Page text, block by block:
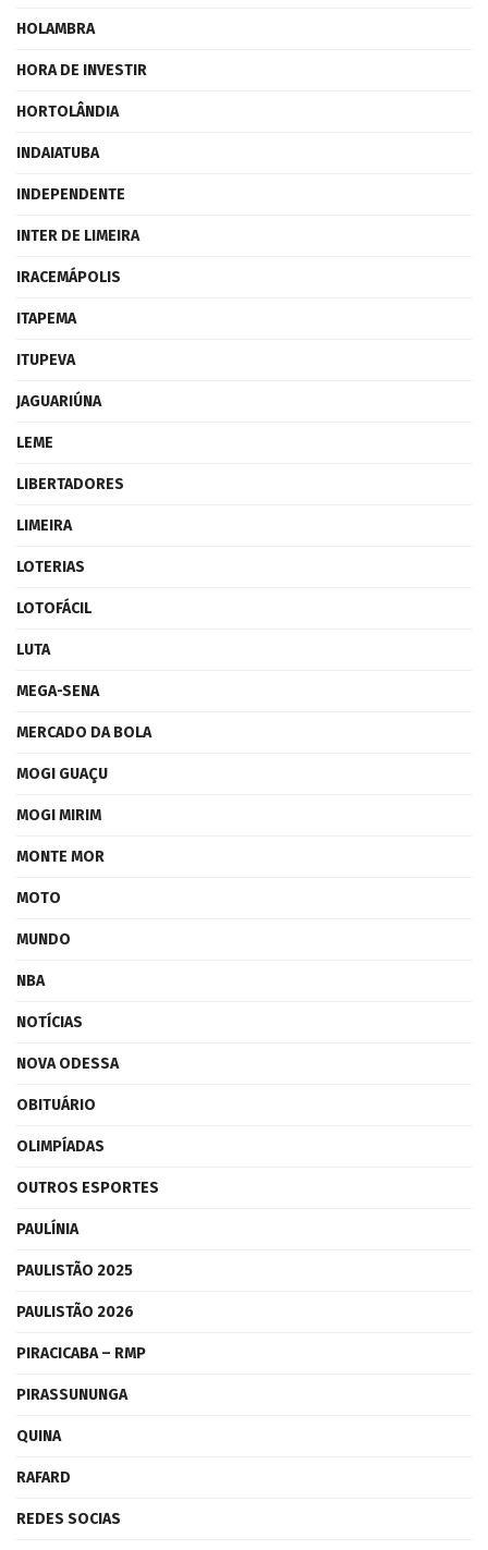
HOLAMBRA
HORA DE INVESTIR
HORTOLÂNDIA
INDAIATUBA
INDEPENDENTE
INTER DE LIMEIRA
IRACEMÁPOLIS
ITAPEMA
ITUPEVA
JAGUARIÚNA
LEME
LIBERTADORES
LIMEIRA
LOTERIAS
LOTOFÁCIL
LUTA
MEGA-SENA
MERCADO DA BOLA
MOGI GUAÇU
MOGI MIRIM
MONTE MOR
MOTO
MUNDO
NBA
NOTÍCIAS
NOVA ODESSA
OBITUÁRIO
OLIMPÍADAS
OUTROS ESPORTES
PAULÍNIA
PAULISTÃO 2025
PAULISTÃO 2026
PIRACICABA – RMP
PIRASSUNUNGA
QUINA
RAFARD
REDES SOCIAS